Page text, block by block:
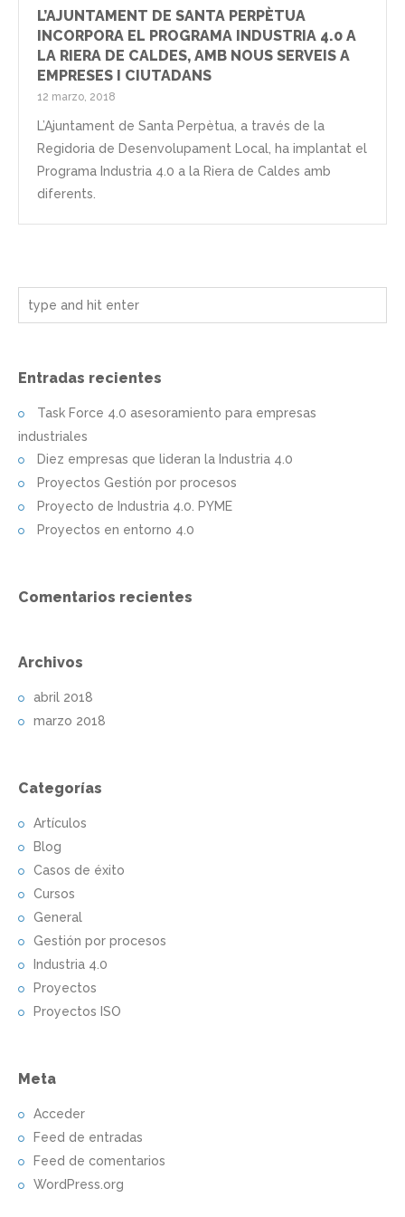
L’AJUNTAMENT DE SANTA PERPÈTUA
INCORPORA EL PROGRAMA INDUSTRIA 4.0 A
LA RIERA DE CALDES, AMB NOUS SERVEIS A
EMPRESES I CIUTADANS
12 marzo, 2018
L’Ajuntament de Santa Perpètua, a través de la
Regidoria de Desenvolupament Local, ha implantat el
Programa Industria 4.0 a la Riera de Caldes amb
diferents.
Entradas recientes
Task Force 4.0 asesoramiento para empresas
industriales
Diez empresas que lideran la Industria 4.0
Proyectos Gestión por procesos
Proyecto de Industria 4.0. PYME
Proyectos en entorno 4.0
Comentarios recientes
Archivos
abril 2018
marzo 2018
Categorías
Artículos
Blog
Casos de éxito
Cursos
General
Gestión por procesos
Industria 4.0
Proyectos
Proyectos ISO
Meta
Acceder
Feed de entradas
Feed de comentarios
WordPress.org